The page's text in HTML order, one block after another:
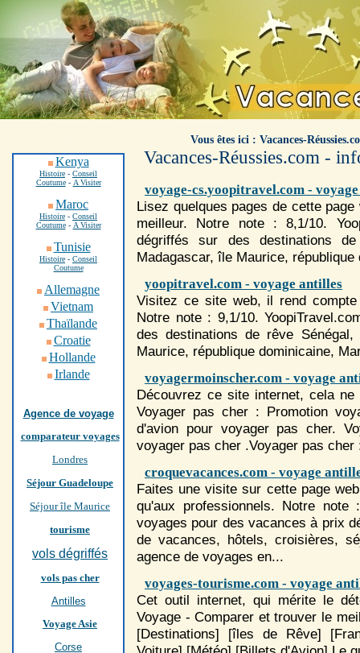
.
Kenya
Histoire - Conseil
Coutume - A Visiter
Maroc
Histoire - Conseil
Coutume- A Visiter
Tunisie
Histoire - Conseil
Coutume
Allemagne
Vietnam
Thaïlande
Croatie
Hollande
Irlande
Agence de voyage
comparateur voyages
Londres
Séjour Guadeloupe
Séjour île Maurice
tourisme
vols dégriffés
vols pas cher
Antilles
Voyage Asie
Corse
Vous êtes ici : Vacances-
Vacances-Réussies.com -
voyage-cs.yoopitravel.com -
Lisez quelques pages de cette
meilleur. Notre note : 8,1/10.
dégriffés sur des destinations de
Madagascar, île Maurice,
yoopitravel.com - voyage antilles
Visitez ce site web, il rend
Notre note : 9,1/10.
des destinations de rêve Sénégal,
Maurice, république dominicaine,
voyagermoinscher.com - voyage
Découvrez ce site internet, cela
Voyager pas cher : Promotion
d'avion pour voyager pas cher.
voyager pas cher .Voyager pas
croquevacances.com - voyage
Faites une visite sur cette page
qu'aux professionnels. Notre
voyages pour des vacances à prix
de vacances, hôtels, croisières,
agence de voyages en...
voyages-tourisme.com - voyage
Cet outil internet, qui mérite le
Voyage - Comparer et trouver le
[Destinations] [îles de Rêve]